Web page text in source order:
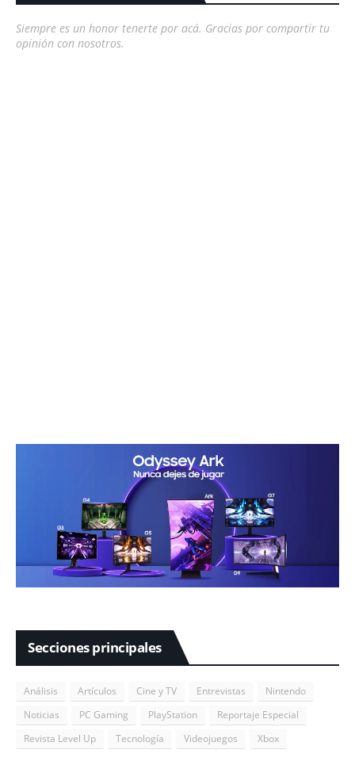
Siempre es un honor tenerte por acá. Gracias por compartir tu
opinión con nosotros.
Secciones principales
Análisis Artículos Cine y TV Entrevistas
Nintendo
Noticias
PC Gaming PlayStation
Reportaje Especial
Revista Level Up
Tecnología Videojuegos Xbox